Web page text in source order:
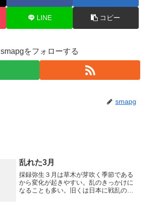
LINE コピー
smapgをフォローする
smapg
乱れた3月
採録弥生３月は草木が芽吹く季節である
から変化が起きやすい。乱のきっかけに
なることも多い。旧くは日本に戦乱の時